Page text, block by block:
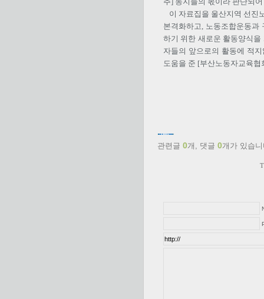
이 자료집을 울산지역 선진
본격화하고, 노동조합운동과
하기 위한 새로운 활동양식
자들의 앞으로의 활동에 적
도움을 준 [부산노동자교육
관련글 0개, 댓글 0개가 있습